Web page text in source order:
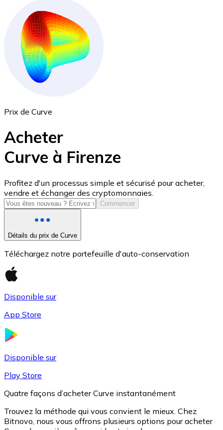
Ethereum
ETH
USD Coin
USDC
Prix de Curve
Acheter
Curve à Firenze
Profitez d'un processus simple et sécurisé pour acheter,
vendre et échanger des cryptomonnaies.
Commencer
Détails du prix de Curve
Téléchargez notre portefeuille d'auto-conservation
Disponible sur
App Store
Disponible sur
Play Store
Quatre façons d’acheter Curve instantanément
Trouvez la méthode qui vous convient le mieux. Chez
Bitnovo, nous vous offrons plusieurs options pour acheter